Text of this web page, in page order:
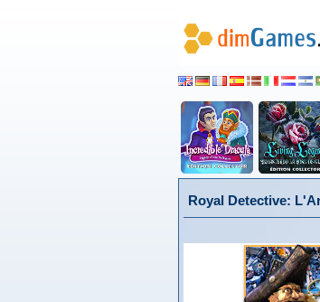
Royal Detective: